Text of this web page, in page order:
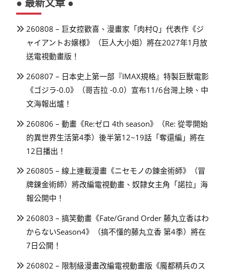
● 最新文章 ●
260808 – 巨女控歡喜、漫畫家「肉村Q」代表作《ジ
ャイアントお嬢様》（巨人大小姐）將在2027年1月放
送電視動畫版！
260807 – 日本史上第一部『IMAX規格』特製巨獸電影
《ゴジラ-0.0》（哥吉拉 -0.0）宣布11/6台灣上映、中
文海報出爐！
260806 – 動畫《Re:ゼロ 4th season》（Re: 從零開始
的異世界生活第4季）後半第12~19話「奪還編」將在
12日播出！
260805 – 線上連載漫畫《ニセモノの錬金術師》（冒
牌鍊金術師）將改編電視動畫、奴隸女主角「諾拉」海
報公開中！
260803 – 搞笑動畫《Fate/Grand Order 藤丸立香はわ
からないSeason4》（搞不懂的藤丸立香 第4季）將在
7日公開！
260802 – 限制級漫畫改編電視動畫版《魔都精兵のス